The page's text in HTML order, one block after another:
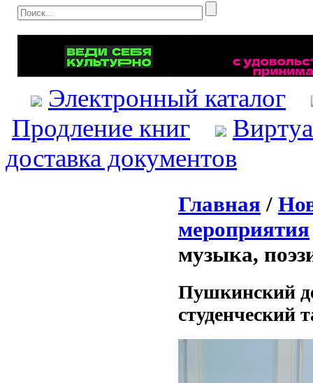
Электронный каталог
Продление книг
доставка документов
Главная /
мероприятия
музыка,
Пушкинский
студенческий